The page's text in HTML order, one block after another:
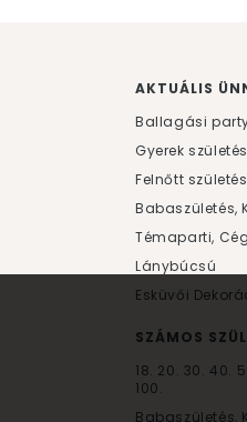
AKTUÁLIS
Ballagási
Gyerek
Felnőtt
Babaszületés,
Témaparti,
Lánybúcsú
Esküvői
SZÁMOS
18. 20. 30. 40.
100.
Babaszületés,